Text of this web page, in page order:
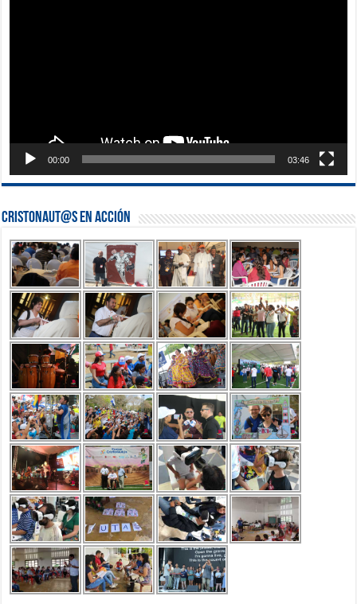
00:00 03:46
Cristonaut@s en Acción